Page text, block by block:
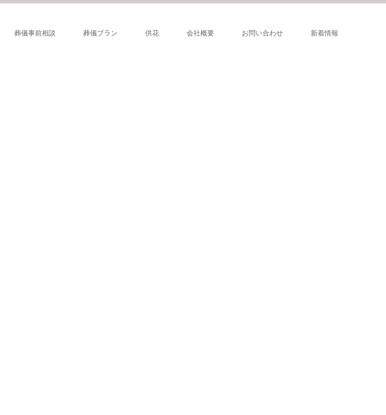
葬儀事前相談 葬儀プラン 供花 会社概要 お問い合わせ 新着情報